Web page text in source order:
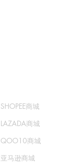
SHOPEE商城
LAZADA商城
QOO10商城
亚马逊商城